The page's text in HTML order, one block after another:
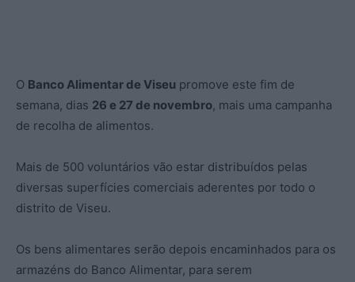
O Banco Alimentar de Viseu promove este fim de
semana, dias 26 e 27 de novembro, mais uma campanha
de recolha de alimentos.
Mais de 500 voluntários vão estar distribuídos pelas
diversas superfícies comerciais aderentes por todo o
distrito de Viseu.
Os bens alimentares serão depois encaminhados para os
armazéns do Banco Alimentar, para serem